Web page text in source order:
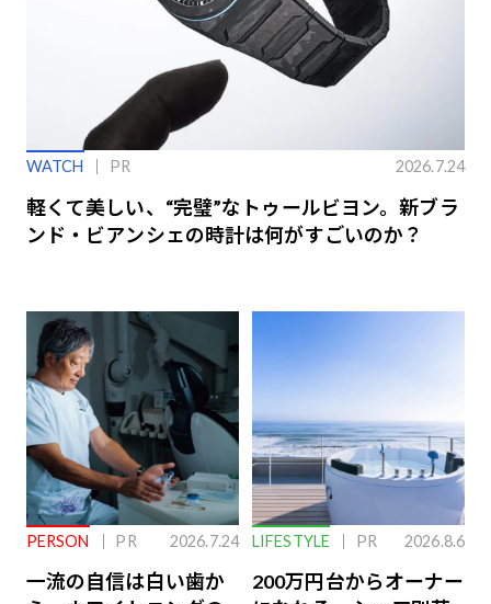
WATCH PR 2026.7.24
軽くて美しい、“完璧”なトゥールビヨン。新ブラ
ンド・ビアンシェの時計は何がすごいのか？
PERSON PR 2026.7.24
一流の自信は白い歯か
LIFESTYLE PR 2026.8.6
200万円台からオーナー